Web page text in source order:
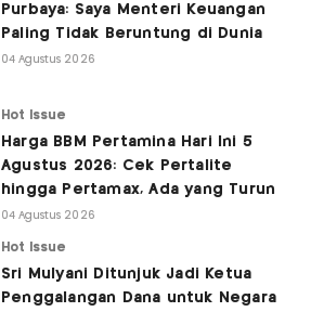
Purbaya: Saya Menteri Keuangan
Paling Tidak Beruntung di Dunia
04 Agustus 2026
Hot Issue
Harga BBM Pertamina Hari Ini 5
Agustus 2026: Cek Pertalite
hingga Pertamax, Ada yang Turun
04 Agustus 2026
Hot Issue
Sri Mulyani Ditunjuk Jadi Ketua
Penggalangan Dana untuk Negara